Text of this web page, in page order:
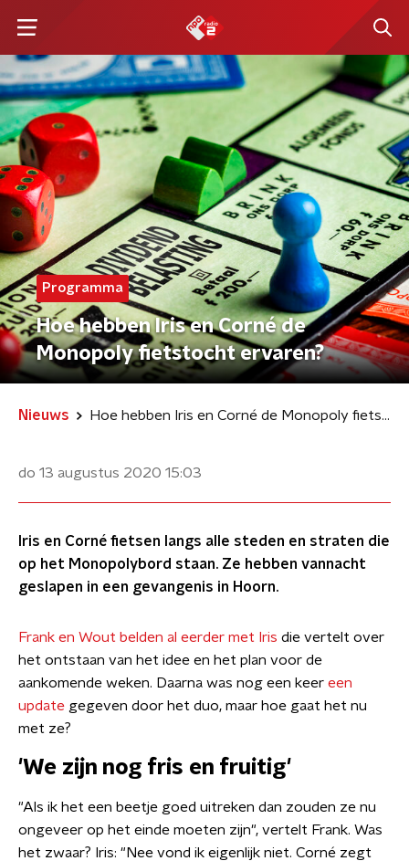
Programma
Hoe hebben Iris en Corné de
Monopoly fietstocht ervaren?
Nieuws Hoe hebben Iris en Corné de Monopoly fietstocht ervaren?
do 13 augustus 2020 15:03
Iris en Corné fietsen langs alle steden en straten die
op het Monopolybord staan. Ze hebben vannacht
geslapen in een gevangenis in Hoorn.
Frank en Wout belden al eerder met Iris die vertelt over
het ontstaan van het idee en het plan voor de
aankomende weken. Daarna was nog een keer een
update gegeven door het duo, maar hoe gaat het nu
met ze?
'We zijn nog fris en fruitig'
"Als ik het een beetje goed uitreken dan zouden ze nu
ongeveer op het einde moeten zijn", vertelt Frank. Was
het zwaar? Iris: "Nee vond ik eigenlijk niet. Corné zegt